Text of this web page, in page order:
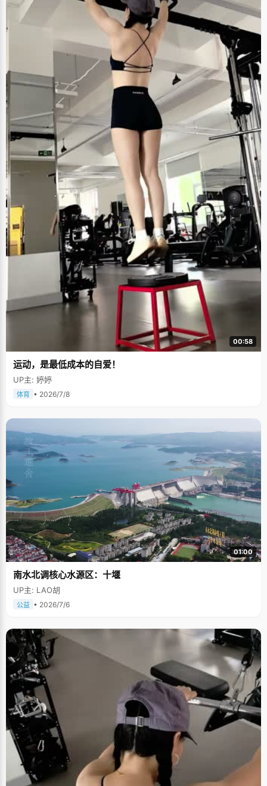
00:58
运动，是最低成本的自爱！
UP主: 婷婷
体育 • 2026/7/8
01:00
南水北调核心水源区：十堰
UP主: LAO胡
公益 • 2026/7/6